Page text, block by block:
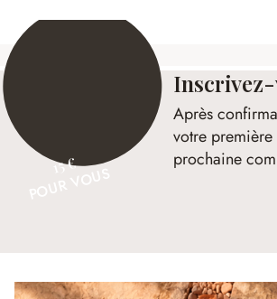
15 €
Après
votre
prochaine